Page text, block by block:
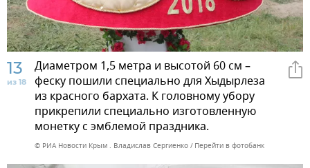
13
из 18
Диаметром 1,5 метра и высотой 60 см –
феску пошили специально для Хыдырлеза
из красного бархата. К головному убору
прикрепили специально изготовленную
монетку с эмблемой праздника.
© РИА Новости Крым . Владислав Сергиенко Перейти в фотобанк